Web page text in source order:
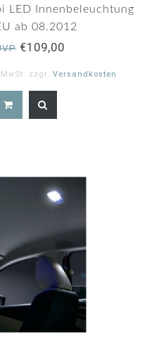
LED Innenbeleuchtung
ab 08.2012
€109,00
zzgl. Versandkosten